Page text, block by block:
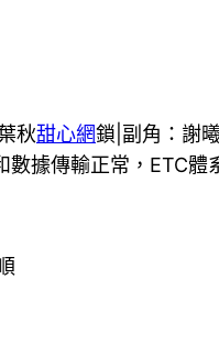
秋甜心網鎖|副角：謝
據傳輸正常，ETC體